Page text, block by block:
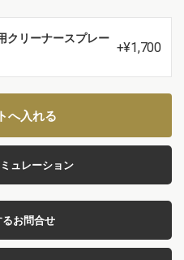
クリーナースプレー
+¥1,700
へ入れる
ュレーション
お問合せ